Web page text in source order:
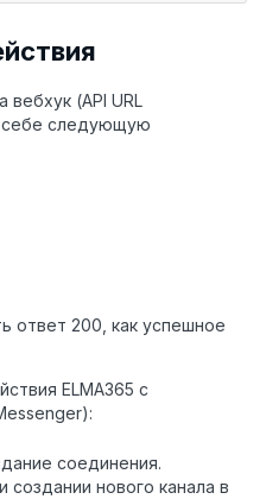
(API URL
следующую
ответ 200, как успешное
ELMA365 с
соединения.
создании нового канала в